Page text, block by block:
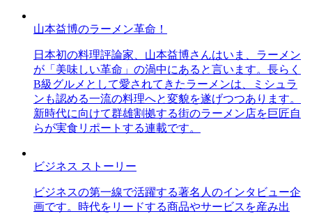
山本益博のラーメン革命！
日本初の料理評論家、山本益博さんはいま、ラーメン
が「美味しい革命」の渦中にあると言います。長らく
B級グルメとして愛されてきたラーメンは、ミシュラ
ンも認める一流の料理へと変貌を遂げつつあります。
新時代に向けて群雄割拠する街のラーメン店を巨匠自
らが実食リポートする連載です。
ビジネス ストーリー
ビジネスの第一線で活躍する著名人のインタビュー企
画です。時代をリードする商品やサービスを産み出